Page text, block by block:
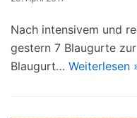
Nach intensivem und
gestern 7 Blaugurte
Blaugurt… Weiterlesen